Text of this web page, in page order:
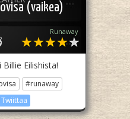
(vaikea)
Runaway
Eilishista!
#runaway